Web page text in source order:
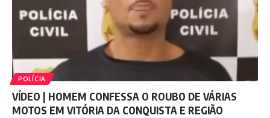
POLÍCIA
VÍDEO | HOMEM CONFESSA O ROUBO DE VÁRIAS
MOTOS EM VITÓRIA DA CONQUISTA E REGIÃO